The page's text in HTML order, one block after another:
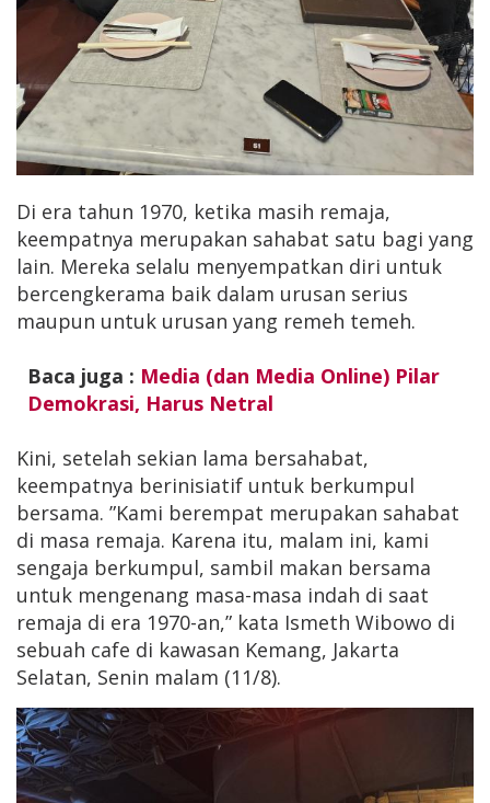
Di era tahun 1970, ketika masih remaja,
keempatnya merupakan sahabat satu bagi yang
lain. Mereka selalu menyempatkan diri untuk
bercengkerama baik dalam urusan serius
maupun untuk urusan yang remeh temeh.
Baca juga : Media (dan Media Online) Pilar
Demokrasi, Harus Netral
Kini, setelah sekian lama bersahabat,
keempatnya berinisiatif untuk berkumpul
bersama. ”Kami berempat merupakan sahabat
di masa remaja. Karena itu, malam ini, kami
sengaja berkumpul, sambil makan bersama
untuk mengenang masa-masa indah di saat
remaja di era 1970-an,” kata Ismeth Wibowo di
sebuah cafe di kawasan Kemang, Jakarta
Selatan, Senin malam (11/8).